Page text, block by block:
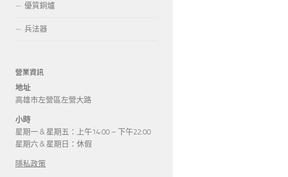
優質銅爐
兵法器
營業資訊
地址
高雄市左營區左營大路
小時
星期一 & 星期五：上午14:00 – 下午22:00
星期六 & 星期日：休假
隱私政策